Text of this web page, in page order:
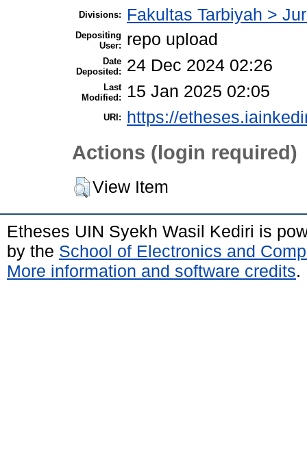
Divisions: Fakultas Tarbiyah >
Depositing
User:
repo upload
Date
Deposited:
24 Dec 2024 02:26
Last
Modified:
15 Jan 2025 02:05
URI: https://
Actions (login required)
View Item
Etheses UIN Syekh Wasil Kediri is
by the School of Electronics and
More information and software credits.